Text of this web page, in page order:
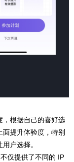
，根据自己的喜好选
提升体验度，特别
户选择。
仅提供了不同的 IP